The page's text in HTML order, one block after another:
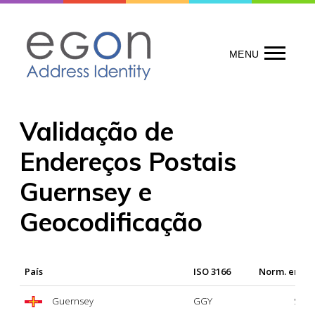
content
MENU
Validação de
Endereços Postais
Guernsey e
Geocodificação
País ISO 3166 Norm.
Guernsey GGY Sí